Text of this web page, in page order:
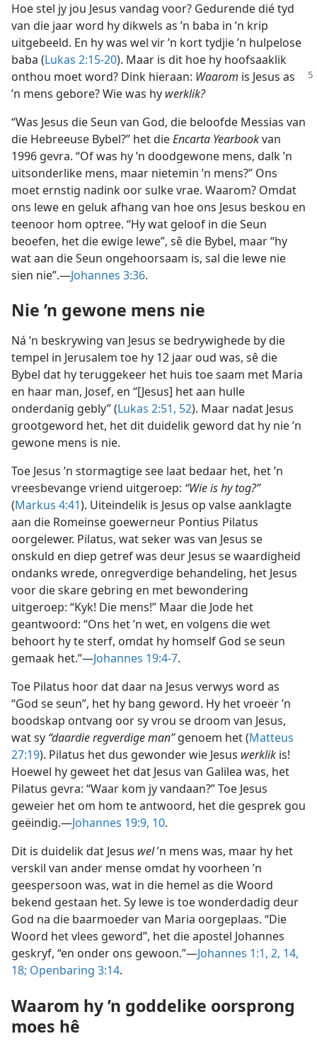
Hoe stel jy jou Jesus vandag voor? Gedurende dié tyd
van die jaar word hy dikwels as ’n baba in ’n krip
uitgebeeld. En hy was wel vir ’n kort tydjie ’n hulpelose
baba (Lukas 2:15-20). Maar is dit hoe hy hoofsaaklik
onthou moetword? Dink hieraan: Waarom is Jesus as
’n mens gebore? Wie was hy werklik?
“Was Jesus die Seun van God, die beloofde Messias van
die Hebreeuse Bybel?” het dieEncarta Yearbookvan
1996 gevra. “Of was hy ’n doodgewone mens, dalk ’n
uitsonderlike mens, maar nietemin ’n mens?” Ons
moet ernstig nadink oor sulke vrae. Waarom? Omdat
ons lewe en geluk afhang van hoe ons Jesus beskou en
teenoor hom optree. “Hy wat geloof in die Seun
beoefen, het die ewige lewe”, sê die Bybel, maar “hy
wat aan die Seun ongehoorsaam is, sal die lewe nie
sien nie”.—Johannes 3:36.
Nie ’n gewone mens nie
Ná ’n beskrywing van Jesus se bedrywighede by die
tempel in Jerusalem toe hy 12 jaar oud was, sê die
Bybel dat hy teruggekeer het huis toe saam met Maria
en haar man, Josef, en “[Jesus] het aan hulle
onderdanig gebly” (Lukas 2:51, 52). Maar nadat Jesus
grootgeword het, het dit duidelik geword dat hy nie ’n
gewone mens is nie.
Toe Jesus ’n stormagtige see laat bedaar het, het ’n
vreesbevange vriend uitgeroep: “Wie is hy tog?”
(Markus 4:41). Uiteindelik is Jesus op valse aanklagte
aan die Romeinse goewerneur Pontius Pilatus
oorgelewer. Pilatus, wat seker was van Jesus se
onskuld en diep getref was deur Jesus se waardigheid
ondanks wrede, onregverdige behandeling, het Jesus
voor die skare gebring en met bewondering
uitgeroep: “Kyk! Die mens!” Maar die Jode het
geantwoord: “Ons het ’n wet, en volgens die wet
behoort hy te sterf, omdat hy homself God se seun
gemaak het.”—Johannes 19:4-7.
Toe Pilatus hoor dat daar na Jesus verwys word as
“God se seun”, het hy bang geword. Hy het vroeër ’n
boodskap ontvang oor sy vrou se droom van Jesus,
wat sy “daardie regverdige man”genoem het (Matteus
27:19). Pilatus het dus gewonder wie Jesus werklik is!
Hoewel hy geweet het dat Jesus van Galilea was, het
Pilatus gevra: “Waar kom jy vandaan?” Toe Jesus
geweier het om hom te antwoord, het die gesprek gou
geëindig.—Johannes 19:9, 10.
Dit is duidelik dat Jesus wel’n mens was, maar hy het
verskil van ander mense omdat hy voorheen ’n
geespersoon was, wat in die hemel as die Woord
bekend gestaan het. Sy lewe is toe wonderdadig deur
God na die baarmoeder van Maria oorgeplaas. “Die
Woord het vlees geword”, het die apostel Johannes
geskryf, “en onder ons gewoon.”—Johannes 1:1, 2, 14,
18; Openbaring 3:14.
Waarom hy ’n goddelike oorsprong
moes hê